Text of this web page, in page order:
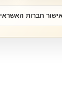
חברות האשראי